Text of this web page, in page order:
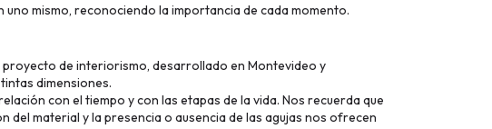
mismo, reconociendo la importancia de cada momento.
de interiorismo, desarrollado en Montevideo y
dimensiones.
con el tiempo y con las etapas de la vida. Nos recuerda que
material y la presencia o ausencia de las agujas nos ofrecen